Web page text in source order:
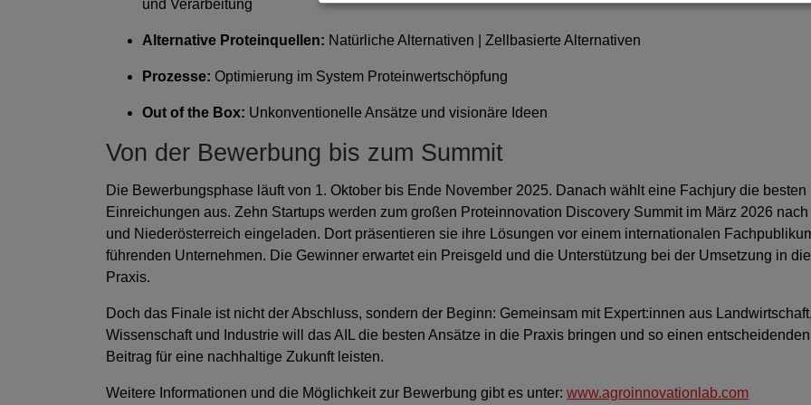
und Verarbeitung
Alternative Proteinquellen: Natürliche Alternativen | Zellbasierte Alternativen
Prozesse: Optimierung im System Proteinwertschöpfung
Out of the Box: Unkonventionelle Ansätze und visionäre Ideen
Von der Bewerbung bis zum Summit
Die Bewerbungsphase läuft von 1. Oktober bis Ende November 2025. Danach wählt eine Fachjury die besten
Einreichungen aus. Zehn Startups werden zum großen Proteinnovation Discovery Summit im März 2026 nach
und Niederösterreich eingeladen. Dort präsentieren sie ihre Lösungen vor einem internationalen
führenden Unternehmen. Die Gewinner erwartet ein Preisgeld und die Unterstützung bei der Umsetzung in die
Praxis.
Doch das Finale ist nicht der Abschluss, sondern der Beginn: Gemeinsam mit Expert:innen aus Landwirtschaft,
Wissenschaft und Industrie will das AIL die besten Ansätze in die Praxis bringen und so einen entscheidenden
Beitrag für eine nachhaltige Zukunft leisten.
Weitere Informationen und die Möglichkeit zur Bewerbung gibt es unter: www.agroinnovationlab.com